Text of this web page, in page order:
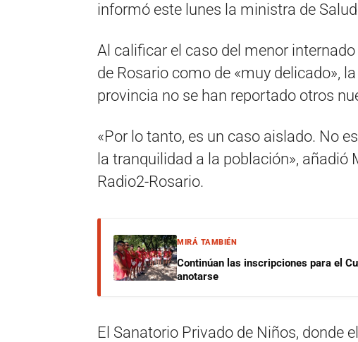
informó este lunes la ministra de
Al calificar el caso del menor
de Rosario como de «muy delicado»,
provincia no se han reportado otros
«Por lo tanto, es un caso aislado. No
la tranquilidad a la población»,
Radio2-Rosario.
MIRÁ TAMBIÉN
Continúan las inscripciones para el
anotarse
El Sanatorio Privado de Niños, donde